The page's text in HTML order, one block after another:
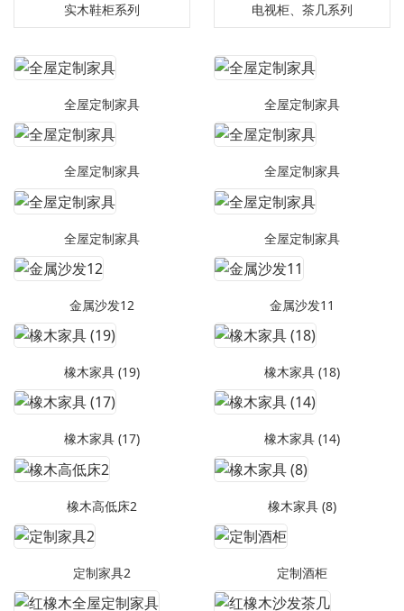
实木鞋柜系列 电视柜、茶几系列
全屋定制家具 全屋定制家具
全屋定制家具 全屋定制家具
全屋定制家具 全屋定制家具
金属沙发12 金属沙发11
橡木家具 (19) 橡木家具 (18)
橡木家具 (17) 橡木家具 (14)
橡木高低床2 橡木家具 (8)
定制家具2 定制酒柜